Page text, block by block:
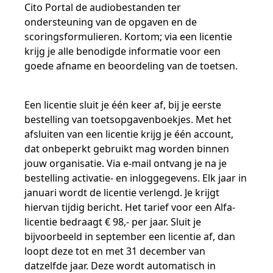
Cito Portal de audiobestanden ter
ondersteuning van de opgaven en de
scoringsformulieren. Kortom; via een licentie
krijg je alle benodigde informatie voor een
goede afname en beoordeling van de toetsen.
Een licentie sluit je één keer af, bij je eerste
bestelling van toetsopgavenboekjes. Met het
afsluiten van een licentie krijg je één account,
dat onbeperkt gebruikt mag worden binnen
jouw organisatie. Via e-mail ontvang je na je
bestelling activatie- en inloggegevens. Elk jaar in
januari wordt de licentie verlengd. Je krijgt
hiervan tijdig bericht. Het tarief voor een Alfa-
licentie bedraagt € 98,- per jaar. Sluit je
bijvoorbeeld in september een licentie af, dan
loopt deze tot en met 31 december van
datzelfde jaar. Deze wordt automatisch in